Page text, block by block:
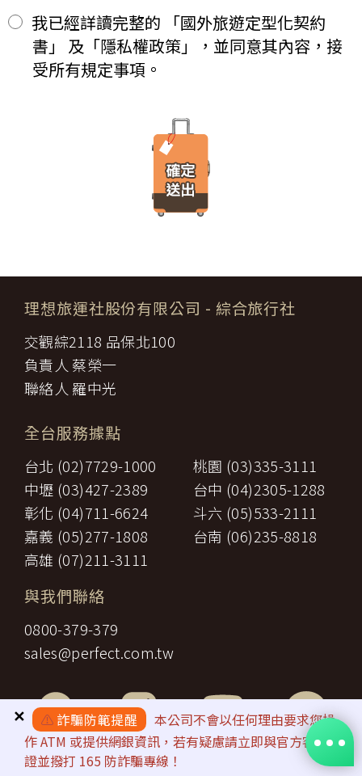
二、
其餘款項以_______ (現金、信用卡、轉帳、支票等方式)於出發
前三日或說明會時繳清。
前項之特別約定，除經雙方同意並增訂其他協議事項於本契約第三十
七條，乙方不得以任何名義要求增加旅遊費用。
第六條（旅客怠於給付旅遊費用之效力）
之費用，依第十三條約定辦理；乙方如有其他損害，並得請求賠償。
旅遊需甲方之行為始能完成，而甲方不為其行為者，乙方得定相當期
限，催告甲方為之。甲方逾期不為其行為者，乙方得終止契約，並得
請求賠償因契約終止而生之損害。
旅遊開始後，乙方依前項規定終止契約時，甲方得請求乙方墊付費用
甲方依第五條約定繳納之旅遊費用，除雙方依第三十七條另有約定以
一、
代辦證件之行政規費：乙方代理甲方辦理出國所需之手續費及
二、交通運輸費：旅程所需各種交通運輸之費用。
餐飲費：旅程中所列應由乙方安排之餐飲費用。
四、
住宿費：旅程中所列住宿及旅館之費用，如甲方需要單人房，
經乙方同意安排者，甲方應補繳所需差額。
六、
用。
七、 送費用及團體行李接送人員之小費，行李數量之重量依航空公
司規定辦理。
八、 稅捐：各地機場服務稅捐及團體餐宿稅捐。
九、 服務費：領隊及其他乙方為甲方安排服務人員之報酬。
十、 保險費：責任保險及履約保證保險。
前項第二款交通運輸費及第五款遊覽費用，其費用於契約簽訂後經政
府機關或經營管理業者公布調高或調低逾百分之十者，應由甲方補
第一項第二款至第五款之年長者門票減免、兒童住宿不佔床及各項優
求如實退還差額。
第九條（旅遊費用所未涵蓋項目）
第五條之旅遊費用，除雙方依第三十七條另有約定者外，不包含下列
一、非本旅遊契約所列行程之一切費用。
二、
甲方之個人費用：如自費行程費用、行李超重費、飲料及酒
類、洗衣、電話、網際網路使用費、私人交通費、行程外陪同
購物之報酬、自由活動費、個人傷病醫療費、宜自行給與提供
個人服務者（如旅館客房服務人員）之小費或尋回遺失物費用
定，取消或限制此項功能。
「理想旅遊」網站自動接收並紀錄您瀏覽或查詢時所產生的相關記
錄，這是系統本身所自行記錄的行為，記錄包括您使用連線設備的
IP 位址、使用時間、使用的瀏覽器、瀏覽及點選資料紀錄…等。這
些系統自動記錄的資料無法直接辨識個人身份，僅用於分析網站流
當您經由「理想旅遊」網站交易平台進行線上報名，為瞭解您購買
產品或服務的類別與數量，以及付款人、收受貨款資料，「理想旅
遊」網站將會以線上或離線方式，蒐集您主動提供所購買產品或服
務內容（如品名、數量、金額等）、付款人資料（如姓名、電子郵
件、地址、郵遞區號、電話、生日、性別、職業和個人興趣等）、
收貨人資料（如姓名、電話、地址、郵遞區號等）、付款資料（如
GlobalTrust SSL 網站伺服器數位憑證機制，您的訂單在線上交易
理（即表示您傳送的資料正經過 SSL 保密機制的防護中，就算中
【隱私權保護政策修訂】
「理想旅遊」網站保有修訂本政策之權利。當「理想旅遊」網站在
使用個人資料的規定上作出大修改時，會在網頁上張貼告示，通知
您相關事項。
尊重智慧財產權為全民應盡義務，「理想旅遊」網站所有程式、網
產權，任何人不得逕自使用、修改、重製、公開播送、改作、散
布、發行、公開發表、進行還原工程、解編或反向組譯。若需引用
或轉載，請事先依法取得「理想旅遊」或相關權利人之書面同意。
【我們對保護您隱私權的承諾】
為確保您的個人資料安全，我們傳遞所有隱私權與安全準則予「理
想旅遊」公司員工，並在公司內落實隱私權防護措施。
【隱私權問題】
本服務條款之解釋與適用，以及相關爭議，均應依照中華民國法律
予以處理，並以台灣台北地方法院為第一審管轄法院。若您對在
繫。
我已經詳讀完整的 「國外旅遊定型化契約
書」 及「隱私權政策」，並同意其內容，接
受所有規定事項。
⚠️ 詐騙防範提醒
本公司不會以任何理由要求您操
作 ATM 或提供網銀資訊，若有疑慮請立即與官方客服查
證並撥打 165 防詐騙專線！
✕
理想旅運社股份有限公司 - 綜合旅行社
交觀綜2118 品保北100
負責人 蔡榮一
聯絡人 羅中光
全台服務據點
台北 (02)7729-1000
桃園 (03)335-3111
中壢 (03)427-2389
台中 (04)2305-1288
彰化 (04)711-6624
斗六 (05)533-2111
嘉義 (05)277-1808
台南 (06)235-8818
高雄 (07)211-3111
與我們聯絡
0800-379-379
sales@perfect.com.tw